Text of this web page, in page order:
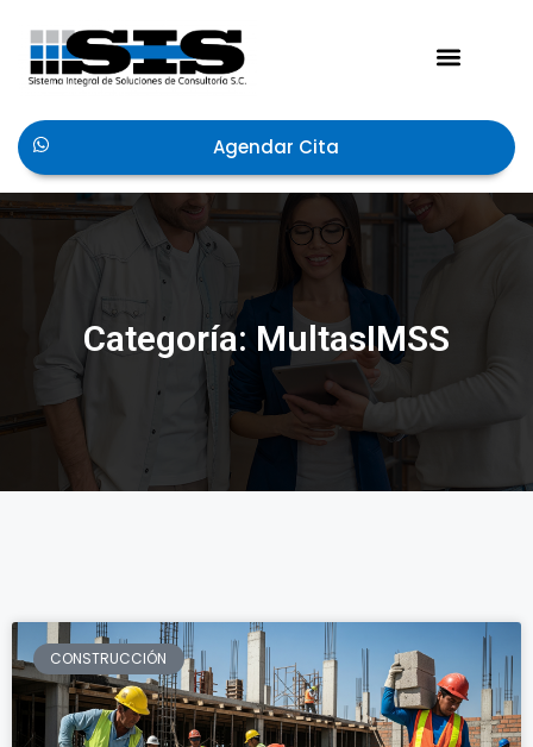
Agendar Cita
Categoría: MultasIMSS
CONSTRUCCIÓN